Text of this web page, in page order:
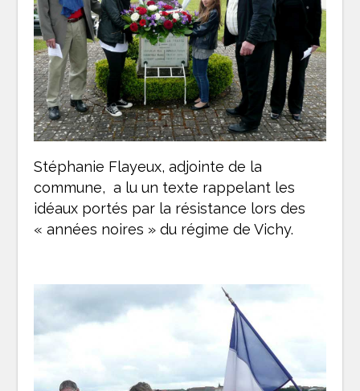
Stéphanie Flayeux, adjointe de la
commune, a lu un texte rappelant les
idéaux portés par la résistance lors des
« années noires » du régime de Vichy.